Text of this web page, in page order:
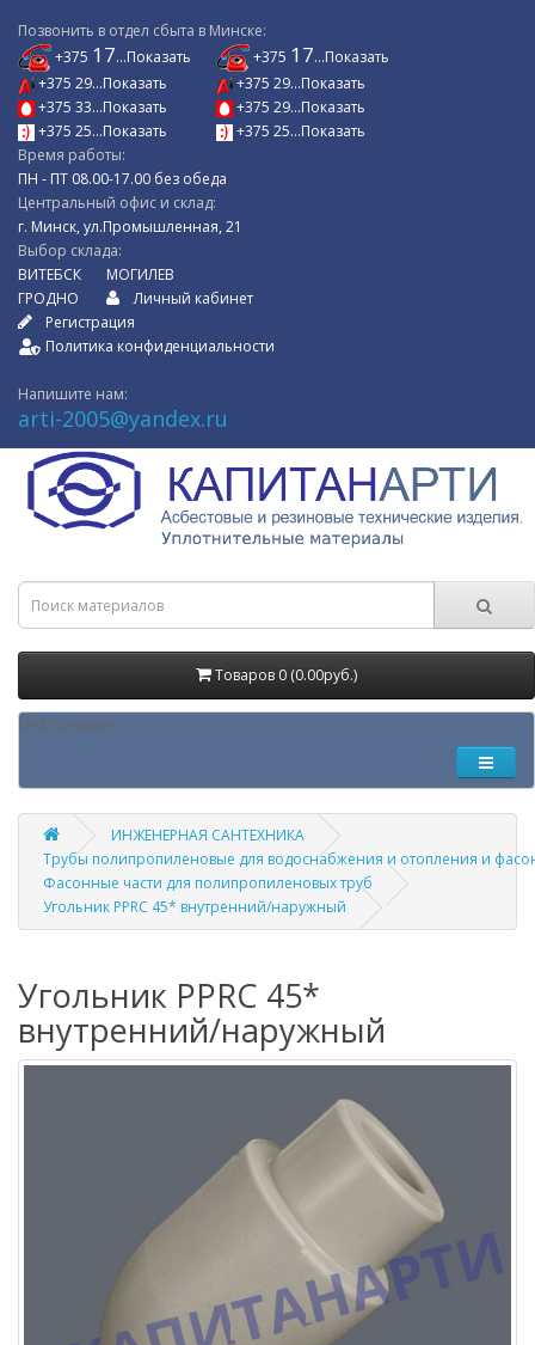
Позвонить в отдел сбыта в Минске:
+375 17...Показать
+375 29...Показать
+375 33...Показать
+375 25...Показать
+375 17...Показать
+375 29...Показать
+375 29...Показать
+375 25...Показать
Время работы:
ПН - ПТ 08.00-17.00 без обеда
Центральный офис и склад:
г. Минск, ул.Промышленная, 21
Выбор склада:
ВИТЕБСК
ГРОДНО
МОГИЛЕВ
Личный кабинет
Регистрация
Политика конфиденциальности
Напишите нам:
arti-2005@yandex.ru
Товаров 0 (0.00руб.)
Информация
ИНЖЕНЕРНАЯ САНТЕХНИКА
Трубы полипропиленовые для водоснабжения и отопления и
Фасонные части для полипропиленовых труб
Угольник PPRC 45* внутренний/наружный
Угольник PPRC 45*
внутренний/наружный